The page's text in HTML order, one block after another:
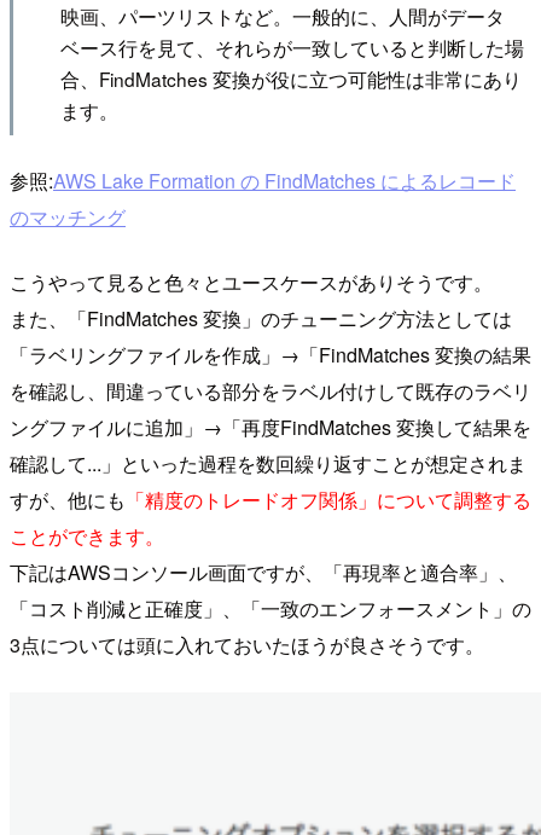
映画、パーツリストなど。一般的に、人間がデータ
ベース行を見て、それらが一致していると判断した場
合、FindMatches 変換が役に立つ可能性は非常にあり
ます。
参照:AWS Lake Formation の FindMatches によるレコード
のマッチング
こうやって見ると色々とユースケースがありそうです。
また、「FindMatches 変換」のチューニング方法としては
「ラベリングファイルを作成」→「FindMatches 変換の結果
を確認し、間違っている部分をラベル付けして既存のラベリ
ングファイルに追加」→「再度FindMatches 変換して結果を
確認して...」といった過程を数回繰り返すことが想定されま
すが、他にも 「精度のトレードオフ関係」について調整する
ことができます。
下記はAWSコンソール画面ですが、「再現率と適合率」、
「コスト削減と正確度」、「一致のエンフォースメント」の
3点については頭に入れておいたほうが良さそうです。